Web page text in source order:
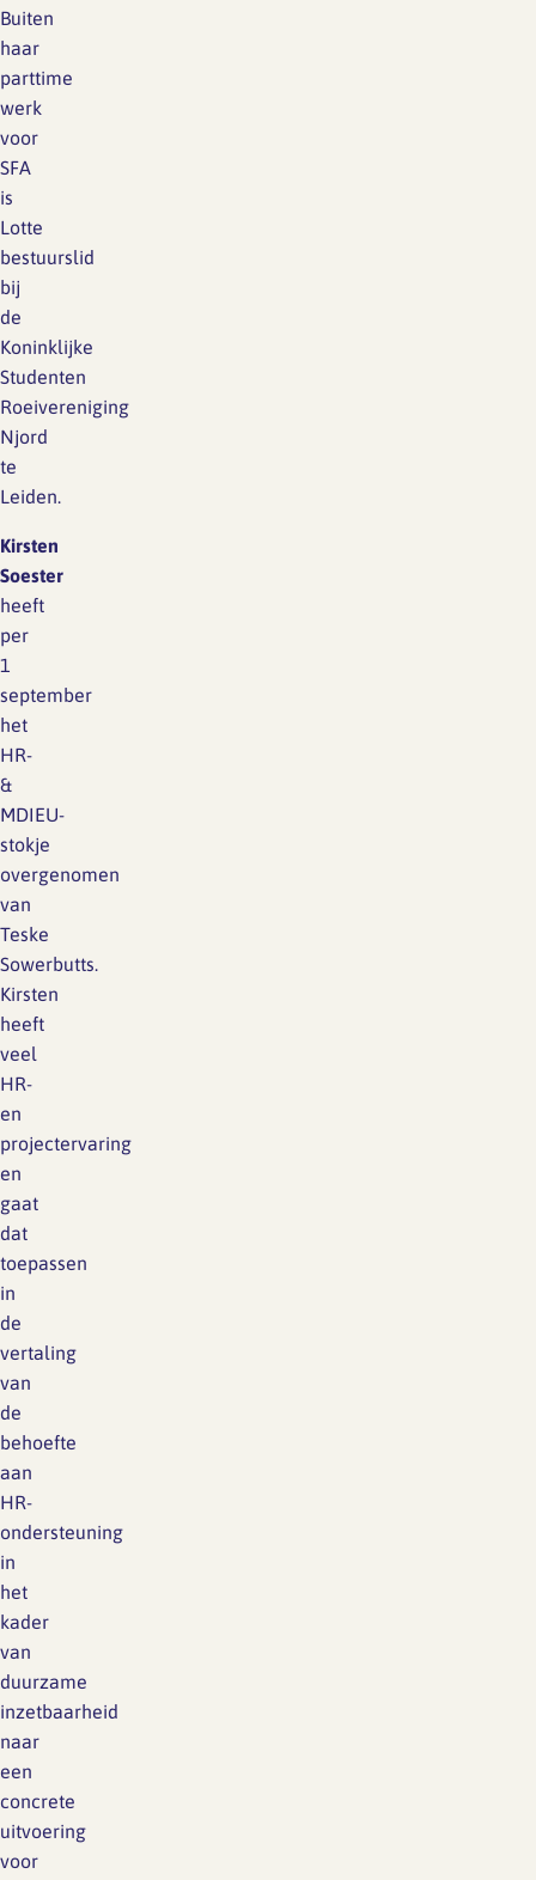
Buiten
haar
parttime
werk
voor
SFA
is
Lotte
bestuurslid
bij
de
Koninklijke
Studenten
Roeivereniging
Njord
te
Leiden.
Kirsten
Soester
heeft
per
1
september
het
HR-
&
MDIEU-
stokje
overgenomen
van
Teske
Sowerbutts.
Kirsten
heeft
veel
HR-
en
projectervaring
en
gaat
dat
toepassen
in
de
vertaling
van
de
behoefte
aan
HR-
ondersteuning
in
het
kader
van
duurzame
inzetbaarheid
naar
een
concrete
uitvoering
voor